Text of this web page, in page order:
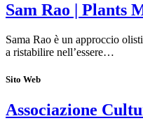
Sam Rao | Plants
Sama Rao è un approccio
a ristabilire nell’essere…
Sito Web
Associazione